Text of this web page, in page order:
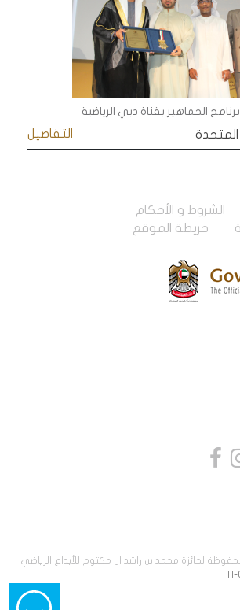
الجماهير بقناة دبي الرياضية
التفاصيل المتحدة
الشروط و الأحكام
خريطة الموقع